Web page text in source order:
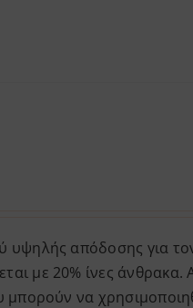
υψηλής απόδοσης για
με 20% ίνες
μπορούν να